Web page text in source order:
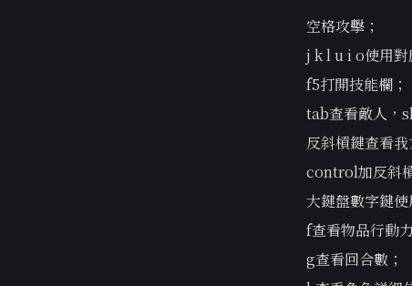
空格攻擊；
j k l u i o使用對
f5打開技能欄；
tab查看敵人，
反斜槓鍵查看
control加反斜
大鍵盤數字鍵使
f查看物品行動力
g查看回合數；